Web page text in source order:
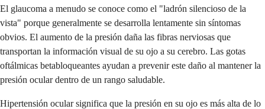
El glaucoma a menudo se conoce como el "ladrón silencioso de la
vista" porque generalmente se desarrolla lentamente sin síntomas
obvios. El aumento de la presión daña las fibras nerviosas que
transportan la información visual de su ojo a su cerebro. Las gotas
oftálmicas betabloqueantes ayudan a prevenir este daño al mantener la
presión ocular dentro de un rango saludable.
Hipertensión ocular significa que la presión en su ojo es más alta de lo